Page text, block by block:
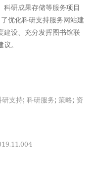
研成果存储等服务项目
优化科研支持服务网站建
建设、充分发挥图书馆联
。
研支持;科研服务;策略; 资